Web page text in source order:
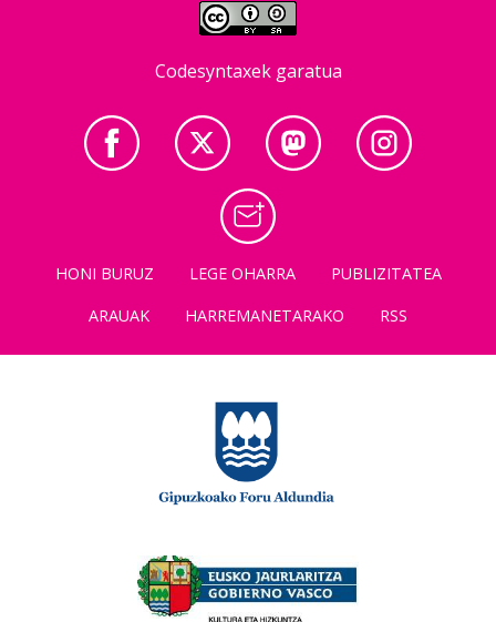
Codesyntaxek garatua
HONI BURUZ LEGE OHARRA
PUBLIZITATEA
ARAUAK
HARREMANETARAKO RSS